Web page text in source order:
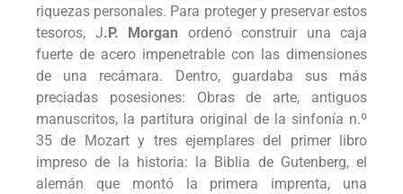
riquezas personales. Para proteger y preservar estos
tesoros, J.P. Morgan ordenó construir una caja
fuerte de acero impenetrable con las dimensiones
de una recámara. Dentro, guardaba sus más
preciadas posesiones: Obras de arte, antiguos
manuscritos, la partitura original de la sinfonía n.º
35 de Mozart y tres ejemplares del primer libro
impreso de la historia: la Biblia de Gutenberg, el
alemán que montó la primera imprenta, una